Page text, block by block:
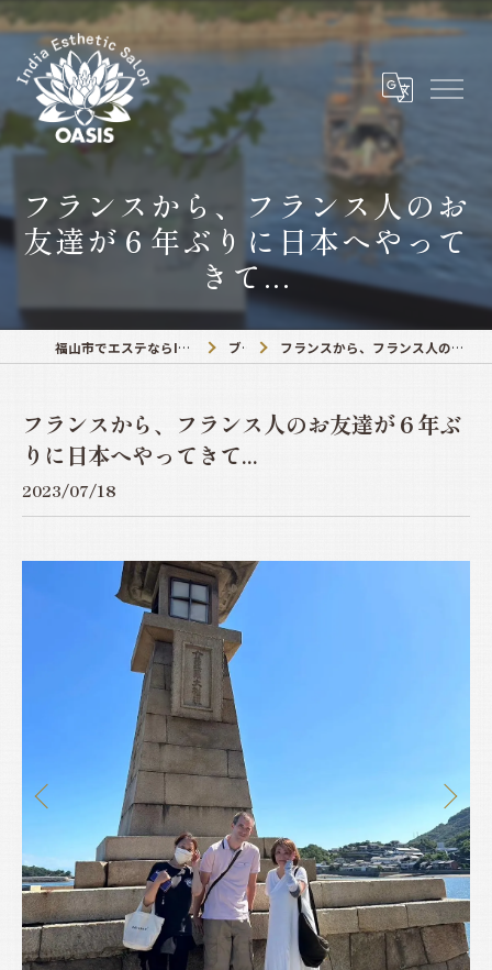
フランスから、フランス人のお
友達が６年ぶりに日本へやって
きて...
福山市でエステならIndia Esthetic Salon OASIS ブログ フランスから、フランス人のお友達が６年ぶりに日本へやってきて...
フランスから、フランス人のお友達が６年ぶ
りに日本へやってきて...
2023/07/18